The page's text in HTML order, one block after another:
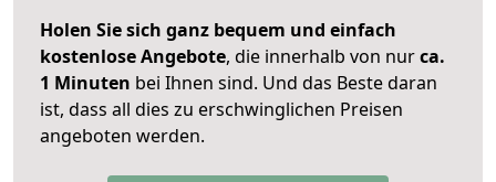
Holen Sie sich ganz bequem und einfach
kostenlose Angebote, die innerhalb von nurca.
1 Minuten bei Ihnen sind. Und das Beste daran
ist, dass all dies zu erschwinglichen Preisen
angeboten werden.